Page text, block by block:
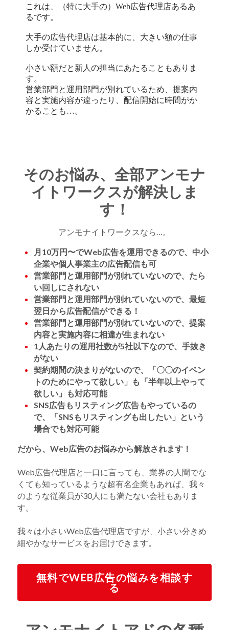
そのお悩み、全部アンモナ
イトワークスが解決しま
す！
アンモナイトワークスなら…。
月10万円〜でWeb広告を運用できるので、中小
企業や個人事業主の広告配信も可
営業部門と運用部門が別れていないので、たら
い回しにされない
営業部門と運用部門が別れていないので、最短
翌日から広告配信ができる！
営業部門と運用部門が別れていないので、提案
内容と実施内容に相違が生まれない
1人あたりの運用社数が5社以下なので、手抜き
がない
契約期間の決まりがないので、「〇〇のイベン
トのためにやって欲しい」も「半年以上やって
欲しい」も対応可能
SNS広告もリスティング広告もやっているの
で、「SNSもリスティングも出したい」という
場合でも対応可能
だから、Web広告のお悩みから解放されます！
Web広告代理店と一口に言っても、業界の人間でな
くても知っているような超有名企業もあれば、我々
のような従業員が30人にも満たない会社もありま
す。
我々は小さいWeb広告代理店ですが、小さい分きめ
細やかなサービスをお届けできます。
無料でWEB広告の悩みを相談す
る